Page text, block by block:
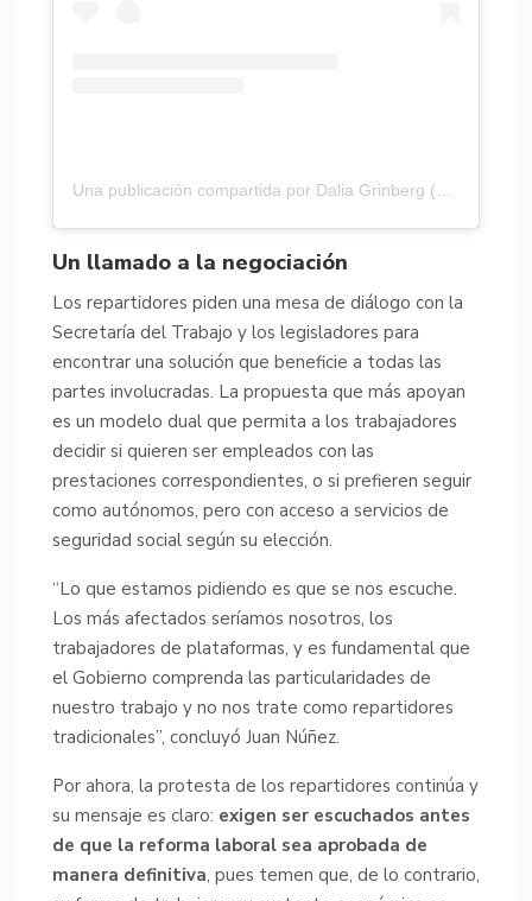
Un llamado a la negociación
Los repartidores piden una mesa de diálogo con la
Secretaría del Trabajo y los legisladores para
encontrar una solución que beneficie a todas las
partes involucradas. La propuesta que más apoyan
es un modelo dual que permita a los trabajadores
decidir si quieren ser empleados con las
prestaciones correspondientes, o si prefieren seguir
como autónomos, pero con acceso a servicios de
seguridad social según su elección.
“Lo que estamos pidiendo es que se nos escuche.
Los más afectados seríamos nosotros, los
trabajadores de plataformas, y es fundamental que
el Gobierno comprenda las particularidades de
nuestro trabajo y no nos trate como repartidores
tradicionales”, concluyó Juan Núñez.
Por ahora, la protesta de los repartidores continúa y
su mensaje es claro: exigen ser escuchados antes
de que la reforma laboral sea aprobada de
manera definitiva, pues temen que, de lo contrario,